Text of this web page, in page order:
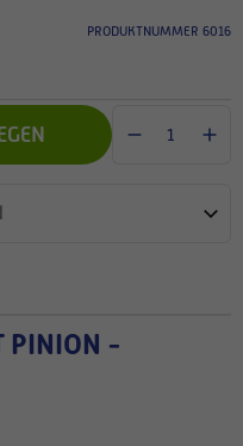
PRODUKTNUMMER 6016
PINION -